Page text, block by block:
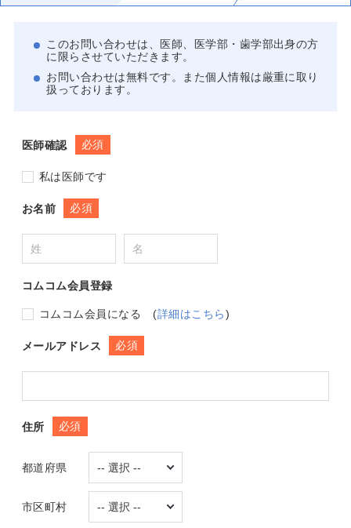
このお問い合わせは、医師、医学部・歯学部出身の方
に限らさせていただきます。
お問い合わせは無料です。また個人情報は厳重に取り
扱っております。
医師確認 必須
私は医師です
お名前 必須
コムコム会員登録
コムコム会員になる (詳細はこちら)
メールアドレス 必須
住所 必須
都道府県
市区町村